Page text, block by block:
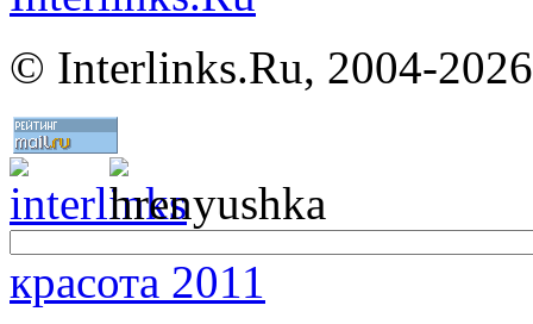
© Interlinks.Ru, 2004-2026
красота 2011